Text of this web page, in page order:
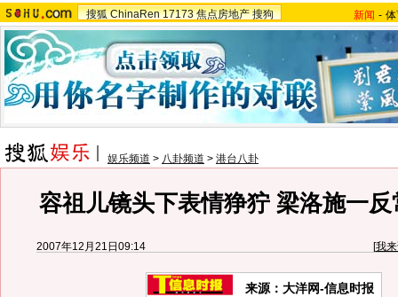
搜狐 ChinaRen 17173 焦点房地产 搜狗 新闻 -
娱乐频道 > 八卦频道 > 港台八卦
容祖儿镜头下表情狰狞 梁洛施一
2007年12月21日09:14 [我
来源：大洋网-信息时报